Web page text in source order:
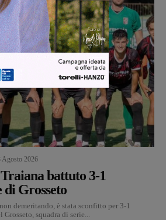
Agosto 2026
battuto 3-1
di Grosseto
demeritando, è stata sconfitto per 3-1
squadra di serie...